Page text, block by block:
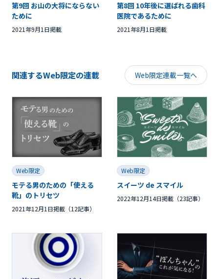
第9回 お山の大将にならない
ために
2021年9月1日掲載
第8回 10年後に選ばれる歯科
医院であるために
2021年8月1日掲載
関連するWeb限定の連載 Web限定連載一覧へ
Web限定
モテる男のための「使える
靴」のトリセツ
2021年12月1日掲載（12記事）
Web限定
スイーツ de スマイル
2022年12月14日掲載（23記事）